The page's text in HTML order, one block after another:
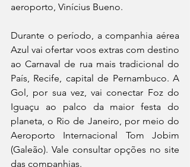
aeroporto, Vinícius Bueno.
Durante o período, a companhia aérea
Azul vai ofertar voos extras com destino
ao Carnaval de rua mais tradicional do
País, Recife, capital de Pernambuco. A
Gol, por sua vez, vai conectar Foz do
Iguaçu ao palco da maior festa do
planeta, o Rio de Janeiro, por meio do
Aeroporto Internacional Tom Jobim
(Galeão). Vale consultar opções no site
das companhias.